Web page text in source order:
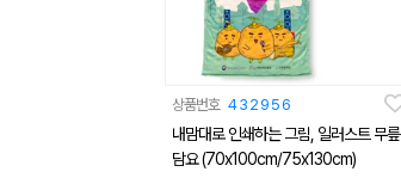
상품번호 432956
내맘대로 인쇄하는 그림, 일러스트 무릎
담요 (70x100cm/75x130cm)